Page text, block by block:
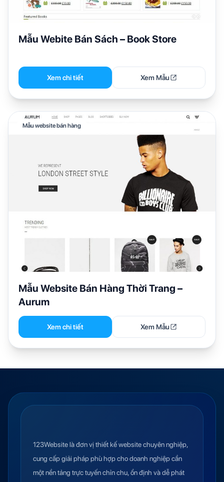
Mẫu Webite Bán Sách – Book Store
Xem chi tiết Xem Mẫu
Mẫu website bán hàng
Mẫu Website Bán Hàng Thời Trang –
Aurum
Xem chi tiết Xem Mẫu
123Website là đơn vị thiết kế website chuyên nghiệp,
cung cấp giải pháp phù hợp cho doanh nghiệp cần
một nền tảng trực tuyến chỉn chu, ổn định và dễ phát